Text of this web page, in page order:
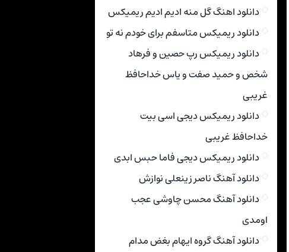
دانلود اهنگ گل منه ادیم ادیم ریمیکس
دانلود ریمیکس متاسفم برای خودم نه تو
دانلود ریمیکس رپ حصین و فرهاد
شخص و حمید صفت و یاس خداحافظ
غریبی
دانلود ریمیکس دیجی اسی بیت
خداحافظ غریبی
دانلود ریمیکس دیجی فاما حبس ابدی
دانلود آهنگ ناصر زینعلی نوازش
دانلود آهنگ محسن چاوشی عجب
اومدی
دانلود آهنگ گروه ایهام بغض مدام